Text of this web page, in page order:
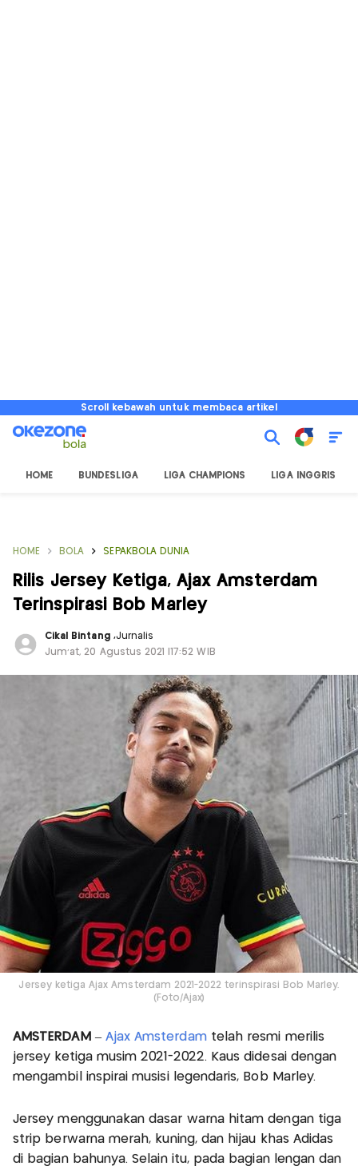
Scroll kebawah untuk membaca artikel
HOME BUNDESLIGA LIGA CHAMPIONS LIGA INGGRIS
HOME BOLA SEPAKBOLA DUNIA
Rilis Jersey Ketiga, Ajax Amsterdam
Terinspirasi Bob Marley
Cikal Bintang ,Jurnalis
Jum'at, 20 Agustus 2021 |17:52 WIB
Jersey ketiga Ajax Amsterdam 2021-2022 terinspirasi Bob Marley.
(Foto/Ajax)
AMSTERDAM– Ajax Amsterdam telah resmi merilis
jersey ketiga musim 2021-2022. Kaus didesai dengan
mengambil inspirai musisi legendaris, Bob Marley.
Jersey menggunakan dasar warna hitam dengan tiga
strip berwarna merah, kuning, dan hijau khas Adidas
di bagian bahunya. Selain itu, pada bagian lengan dan